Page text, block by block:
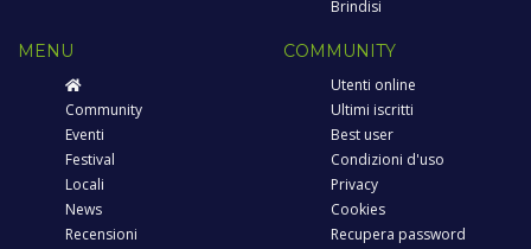
Brindisi
MENU
Community
Eventi
Festival
Locali
News
Recensioni
COMMUNITY
Utenti online
Ultimi iscritti
Best user
Condizioni d'uso
Privacy
Cookies
Recupera password